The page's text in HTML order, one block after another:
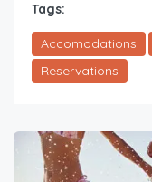
Tags:
Accomodations
Reservations